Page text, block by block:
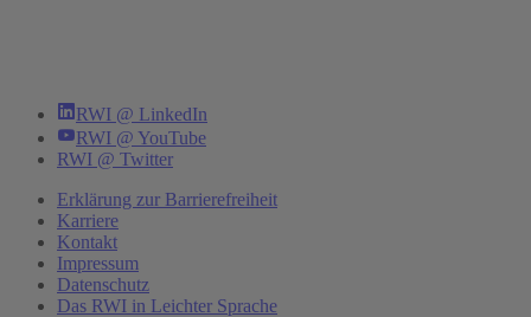
RWI @ LinkedIn
RWI @ YouTube
RWI @ Twitter
Erklärung zur Barrierefreiheit
Karriere
Kontakt
Impressum
Datenschutz
Das RWI in Leichter Sprache